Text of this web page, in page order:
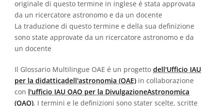
originale di questo termine in inglese é stata approvata
da un ricercatore astronomo e da un docente
La traduzione di questo termine e della sua definizione
sono state approvate da un ricercatore astronomo e da
un docente
Il Glossario Multilingue OAE é un progetto dell'Ufficio IAU
per la didatticadell'astronomia (OAE) in collaborazione
con l'ufficio IAU OAO per la DivulgazioneAstronomica
(OAO). I termini e le definizioni sono stater scelte, scritte